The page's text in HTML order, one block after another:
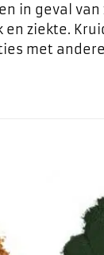
in geval van
ziekte.
met